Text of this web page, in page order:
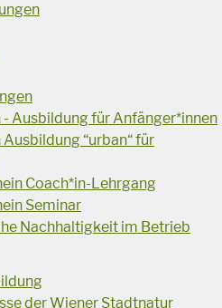
Ausbildung für Anfänger*innen
“urban“ für
Coach*in-Lehrgang
Seminar
Nachhaltigkeit im Betrieb
der Wiener Stadtnatur